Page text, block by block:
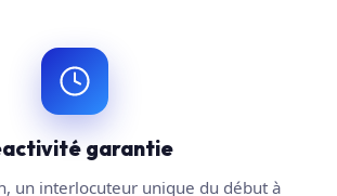
garantie
un interlocuteur unique du début à